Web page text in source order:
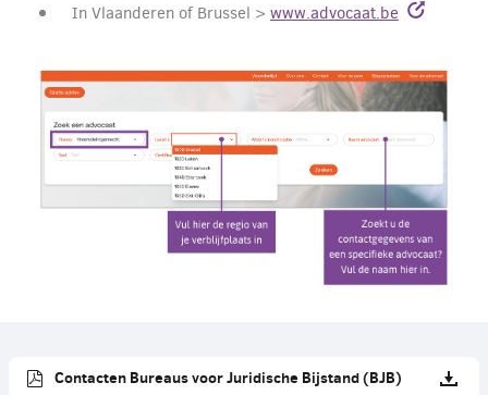
In Vlaanderen of Brussel > www.advocaat.be
Contacten Bureaus voor Juridische Bijstand (BJB)